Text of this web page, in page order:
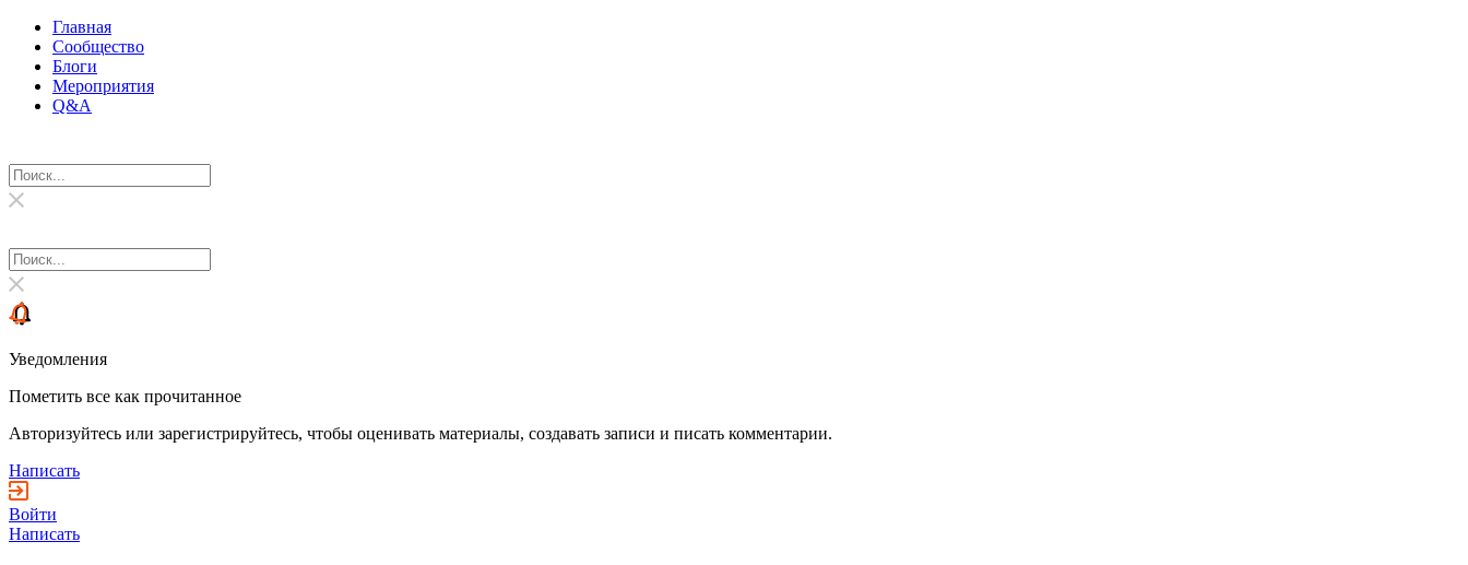
Главная
Сообщество
Блоги
Мероприятия
Q&A
Уведомления
Пометить все как прочитанное
Авторизуйтесь или зарегистрируйтесь, чтобы оценивать материалы, создавать записи и писать комментарии.
Написать
Войти
Написать